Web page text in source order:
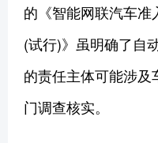
的《智能网联汽车
(试行)》虽明确了自
的责任主体可能涉
门调查核实。